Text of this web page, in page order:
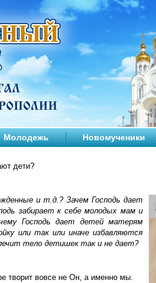
Молодежь Новомученики
дети?
и т.д.? Зачем Господь дает
забирает к себе молодых мам и
Господь дает детей матерям
или так или иначе избавляются
тело детишек так и не дает?
творит вовсе не Он, а именно мы.